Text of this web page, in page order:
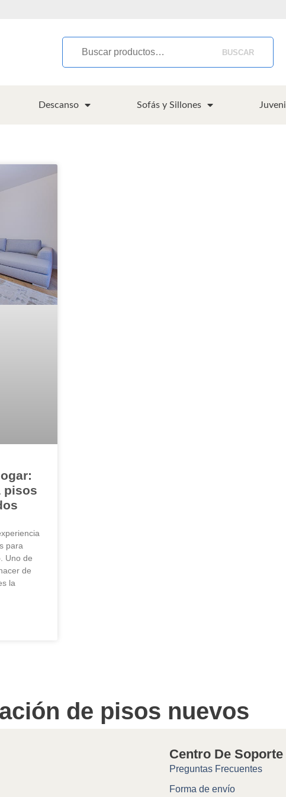
BUSCAR
Descanso Sofás y Sillones Juvenil
pisos
para
Uno de
de
la
de pisos nuevos
Centro De Soporte
Preguntas Frecuentes
Forma de envío